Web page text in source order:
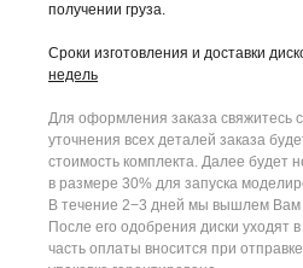
получении груза.
Сроки изготовления и доставки
недель
Для оформления заказа свяжитесь
уточнения всех деталей заказа
стоимость комплекта. Далее будет
в размере 30% для запуска
В течение 2−3 дней мы вышлем Вам
После его одобрения диски уходят
часть оплаты вносится при